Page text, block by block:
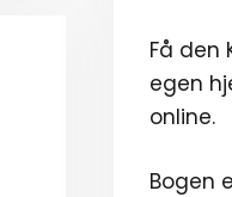
Få den
egen
online.
Bogen